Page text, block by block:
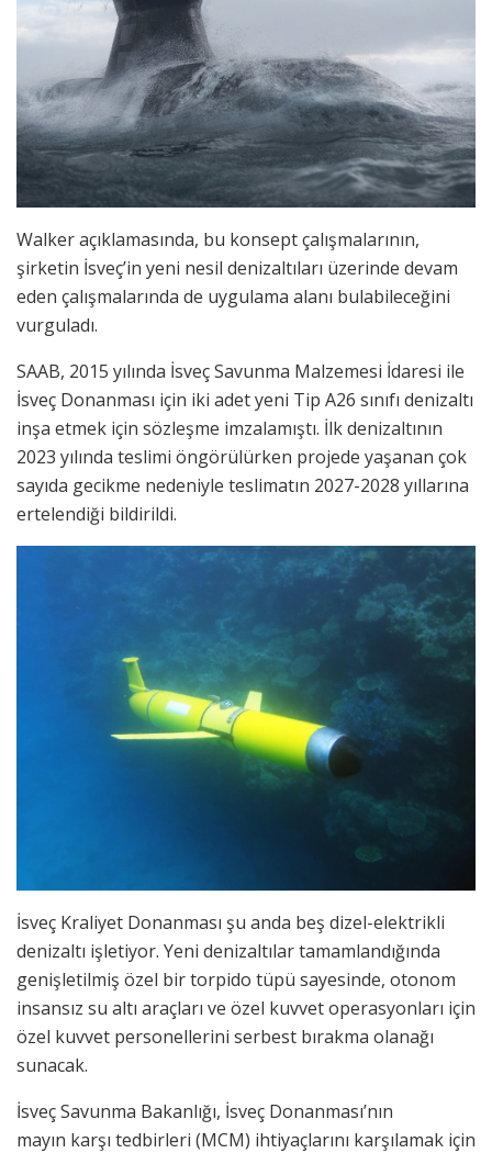
Walker açıklamasında, bu konsept çalışmalarının,
şirketin İsveç’in yeni nesil denizaltıları üzerinde devam
eden çalışmalarında de uygulama alanı bulabileceğini
vurguladı.
SAAB, 2015 yılında İsveç Savunma Malzemesi İdaresi ile
İsveç Donanması için iki adet yeni Tip A26 sınıfı denizaltı
inşa etmek için sözleşme imzalamıştı. İlk denizaltının
2023 yılında teslimi öngörülürken projede yaşanan çok
sayıda gecikme nedeniyle teslimatın 2027-2028 yıllarına
ertelendiği bildirildi.
İsveç Kraliyet Donanması şu anda beş dizel-elektrikli
denizaltı işletiyor. Yeni denizaltılar tamamlandığında
genişletilmiş özel bir torpido tüpü sayesinde, otonom
insansız su altı araçları ve özel kuvvet operasyonları için
özel kuvvet personellerini serbest bırakma olanağı
sunacak.
İsveç Savunma Bakanlığı, İsveç Donanması’nın
mayın karşı tedbirleri (MCM) ihtiyaçlarını karşılamak için